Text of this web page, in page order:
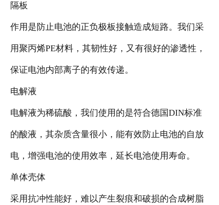
隔板
作用是防止电池的正负极板接触造成短路。我们采
用聚丙烯PE材料，其韧性好，又有很好的渗透性，
保证电池内部离子的有效传递。
电解液
电解液为稀硫酸，我们使用的是符合德国DIN标准
的酸液，其杂质含量很小，能有效防止电池的自放
电，增强电池的使用效率，延长电池使用寿命。
单体壳体
采用抗冲性能好，难以产生裂痕和破损的合成树脂